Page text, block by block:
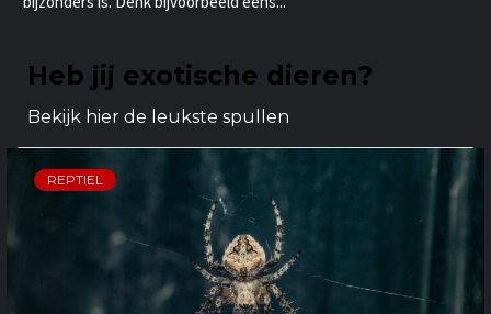
Heb jij exotische dieren?
Bekijk hier de leukste spullen
REPTIEL